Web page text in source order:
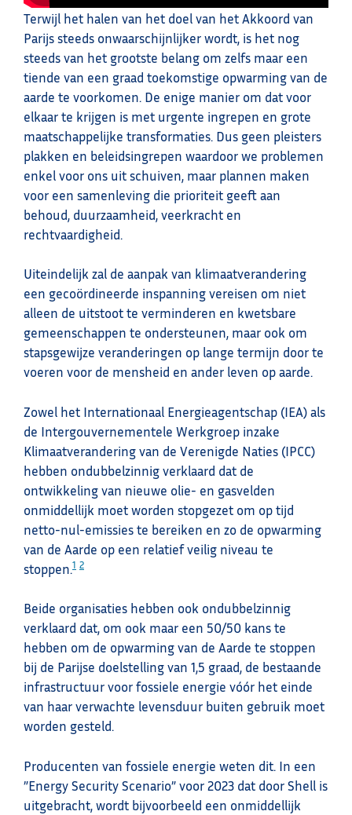
Terwijl het halen van het doel van het Akkoord van
Parijs steeds onwaarschijnlijker wordt, is het nog
steeds van het grootste belang om zelfs maar een
tiende van een graad toekomstige opwarming van de
aarde te voorkomen. De enige manier om dat voor
elkaar te krijgen is met urgente ingrepen en grote
maatschappelijke transformaties. Dus geen pleisters
plakken en beleidsingrepen waardoor we problemen
enkel voor ons uit schuiven, maar plannen maken
voor een samenleving die prioriteit geeft aan
behoud, duurzaamheid, veerkracht en
rechtvaardigheid.
Uiteindelijk zal de aanpak van klimaatverandering
een gecoördineerde inspanning vereisen om niet
alleen de uitstoot te verminderen en kwetsbare
gemeenschappen te ondersteunen, maar ook om
stapsgewijze veranderingen op lange termijn door te
voeren voor de mensheid en ander leven op aarde.
Zowel het Internationaal Energieagentschap (IEA) als
de Intergouvernementele Werkgroep inzake
Klimaatverandering van de Verenigde Naties (IPCC)
hebben ondubbelzinnig verklaard dat de
ontwikkeling van nieuwe olie- en gasvelden
onmiddellijk moet worden stopgezet om op tijd
netto-nul-emissies te bereiken en zo de opwarming
van de Aarde op een relatief veilig niveau te
stoppen.1 2
Beide organisaties hebben ook ondubbelzinnig
verklaard dat, om ook maar een 50/50 kans te
hebben om de opwarming van de Aarde te stoppen
bij de Parijse doelstelling van 1,5 graad, de bestaande
infrastructuur voor fossiele energie vóór het einde
van haar verwachte levensduur buiten gebruik moet
worden gesteld.
Producenten van fossiele energie weten dit. In een
”Energy Security Scenario” voor 2023 dat door Shell is
uitgebracht, wordt bijvoorbeeld een onmiddellijk